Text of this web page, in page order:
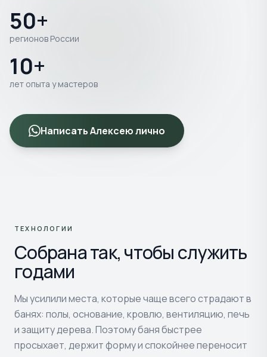
50+
регионов России
10+
лет опыта у мастеров
Написать Алексею лично
ТЕХНОЛОГИИ
Собрана так, чтобы служить
годами
Мы усилили места, которые чаще всего страдают в
банях: полы, основание, кровлю, вентиляцию, печь
и защиту дерева. Поэтому баня быстрее
просыхает, держит форму и спокойнее переносит